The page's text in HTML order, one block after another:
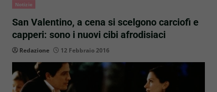
Notizie
San Valentino, a cena si scelgono carciofi e
capperi: sono i nuovi cibi afrodisiaci
Redazione 12 Febbraio 2016